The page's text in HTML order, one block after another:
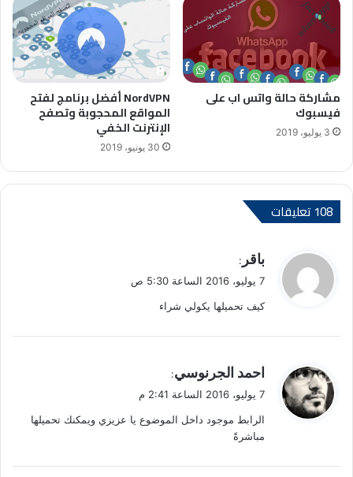
مشاركة حالة واتس اب على
فيسبوك
3 يوليو، 2019
NordVPN أفضل برنامج لفتح
المواقع المحجوبة وتصفح
الإنترنت الخفي
30 يونيو، 2019
‫108 تعليقات
ق
ل
باقر :
7 يوليو، 2016 الساعة 5:30 ص
كيف تحميلها يكولي شراء
ي
ق
ل
احمد الجرنوسي:
7 يوليو، 2016 الساعة 2:41 م
الرابط موجود داخل الموضوع يا عزيزي ويمكنك تحميلها
مباشرةً